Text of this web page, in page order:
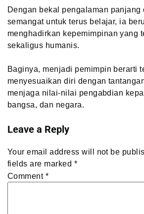
Dengan bekal pengalaman panjang
semangat untuk terus belajar, ia
menghadirkan kepemimpinan yang
sekaligus humanis.
Baginya, menjadi pemimpin berarti
menyesuaikan diri dengan
menjaga nilai-nilai pengabdian
bangsa, dan negara.
Leave a Reply
Your email address will not be
fields are marked *
Comment *